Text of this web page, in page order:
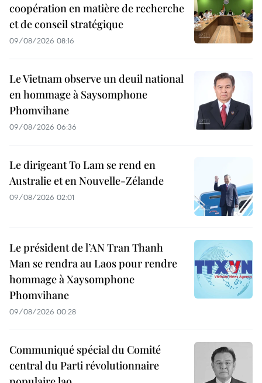
coopération en matière de recherche
et de conseil stratégique
09/08/2026 08:16
Le Vietnam observe un deuil national
en hommage à Saysomphone
Phomvihane
09/08/2026 06:36
Le dirigeant To Lam se rend en
Australie et en Nouvelle-Zélande
09/08/2026 02:01
Le président de l’AN Tran Thanh
Man se rendra au Laos pour rendre
hommage à Xaysomphone
Phomvihane
09/08/2026 00:28
Communiqué spécial du Comité
central du Parti révolutionnaire